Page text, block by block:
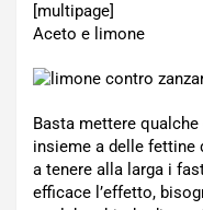
[multipage]
Aceto e limone
Basta mettere
insieme a delle fettine
a tenere alla larga i
efficace l’effetto,